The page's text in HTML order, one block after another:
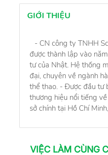
GIỚI THIỆU
- CN công ty TNHH
được thành lập vào
tư của Nhật. Hệ thống
đại, chuyên về ngành
thể thao. - Được đầu tư
thương hiệu nổi tiếng
sở chính tại Hồ Chí
VIỆC LÀM CÙNG